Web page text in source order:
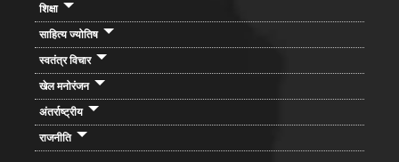
शिक्षा
साहित्य ज्योतिष
स्वतंत्र विचार
खेल मनोरंजन
अंतर्राष्ट्रीय
राजनीति